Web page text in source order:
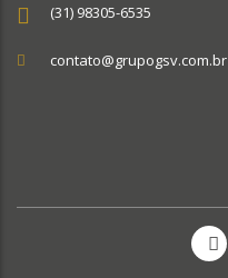
(31) 98305-6535
contato@grupogsv.com.br